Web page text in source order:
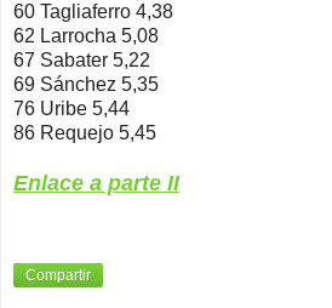
60 Tagliaferro 4,38
62 Larrocha 5,08
67 Sabater 5,22
69 Sánchez 5,35
76 Uribe 5,44
86 Requejo 5,45
Enlace a parte II
Compartir